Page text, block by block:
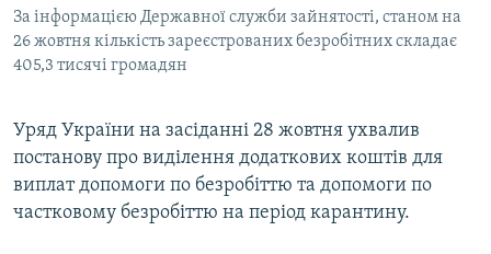
КРИМ РЕАЛІЇ
РУС
КТАТ
ДОЛУЧАЙСЯ!
За інформацією Державної служби зайнятості, станом на
26 жовтня кількість зареєстрованих безробітних складає
405,3 тисячі громадян
Уряд України на засіданні 28 жовтня ухвалив
постанову про виділення додаткових коштів для
виплат допомоги по безробіттю та допомоги по
частковому безробіттю на період карантину.